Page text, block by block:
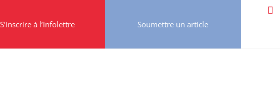
S’inscrire à l’infolettre Soumettre un article